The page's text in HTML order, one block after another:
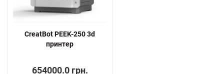
CreatBot PEEK-250 3d
принтер
654000.0 грн.